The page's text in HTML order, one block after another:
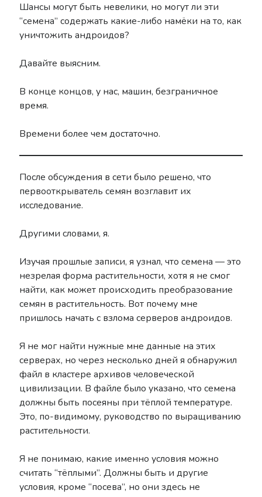
Шансы могут быть невелики, но могут ли эти
“семена” содержать какие-либо намёки на то, как
уничтожить андроидов?
Давайте выясним.
В конце концов, у нас, машин, безграничное
время.
Времени более чем достаточно.
После обсуждения в сети было решено, что
первооткрыватель семян возглавит их
исследование.
Другими словами, я.
Изучая прошлые записи, я узнал, что семена — это
незрелая форма растительности, хотя я не смог
найти, как может происходить преобразование
семян в растительность. Вот почему мне
пришлось начать с взлома серверов андроидов.
Я не мог найти нужные мне данные на этих
серверах, но через несколько дней я обнаружил
файл в кластере архивов человеческой
цивилизации. В файле было указано, что семена
должны быть посеяны при тёплой температуре.
Это, по-видимому, руководство по выращиванию
растительности.
Я не понимаю, какие именно условия можно
считать “тёплыми”. Должны быть и другие
условия, кроме “посева”, но они здесь не